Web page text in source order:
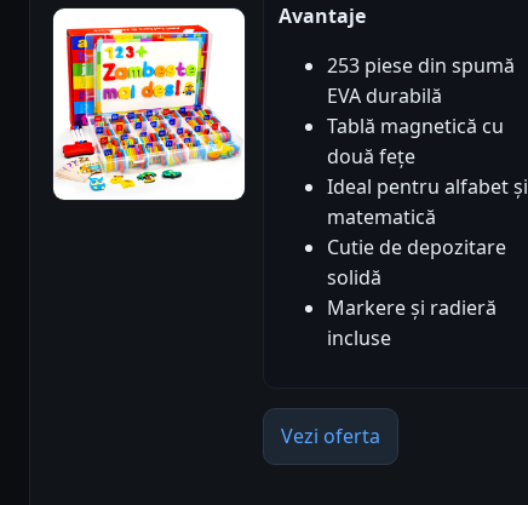
Avantaje
253 piese din spumă
EVA durabilă
Tablă magnetică cu
două fețe
Ideal pentru alfabet și
matematică
Cutie de depozitare
solidă
Markere și radieră
incluse
Vezi oferta